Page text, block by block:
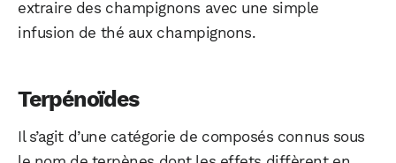
extraire des champignons avec une simple
infusion de thé aux champignons.
Terpénoïdes
Il s’agit d’une catégorie de composés connus sous